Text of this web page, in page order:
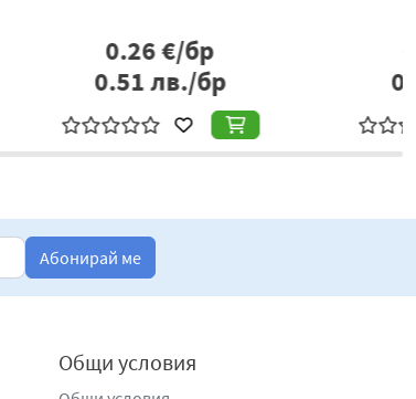
0.28
0.55
Абонирай ме
Общи условия